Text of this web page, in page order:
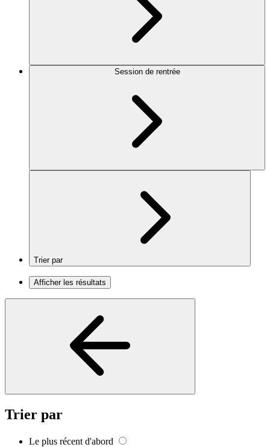
Session de rentrée
Trier par
Afficher les résultats
Trier par
Le plus récent d'abord